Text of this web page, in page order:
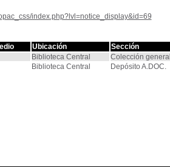
index.php?lvl=notice_display&id=69
Ubicación Sección
Biblioteca Central Colección general
Biblioteca Central Depósito A.DOC.